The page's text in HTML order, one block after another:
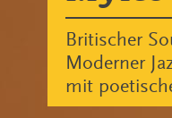
Britischer
Moderner
mit